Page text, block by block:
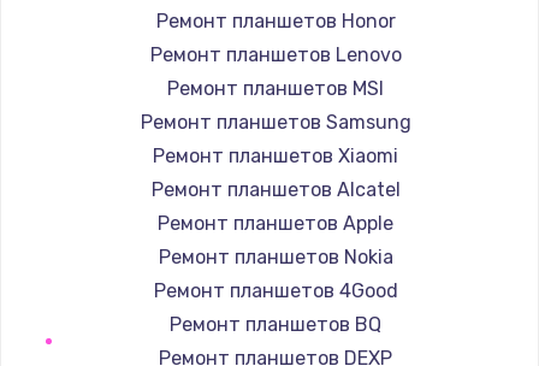
600 руб.
Заказать
Замена конфорки
Заказать
Замена платы сенсора
Заказать
Ремонт планшетов Honor
Ремонт планшетов Lenovo
Ремонт планшетов MSI
Ремонт планшетов Samsung
Ремонт планшетов Xiaomi
Ремонт планшетов Alcatel
Ремонт планшетов Apple
Ремонт планшетов Nokia
Ремонт планшетов 4Good
Ремонт планшетов BQ
Ремонт планшетов DEXP